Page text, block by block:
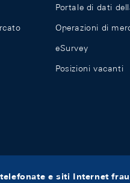
Portale di dati
Operazioni di
eSurvey
Posizioni vacanti
e siti Internet